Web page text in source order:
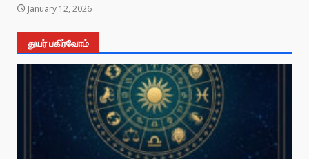
January 12, 2026
துயர் பகிர்வோம்